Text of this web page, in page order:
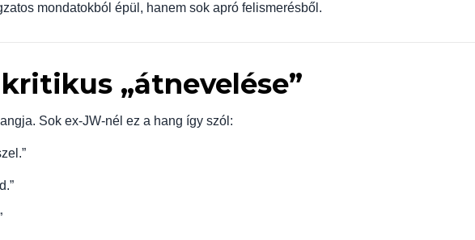
mondatokból épül, hanem sok apró felismerésből.
„átnevelése”
Sok ex-JW-nél ez a hang így szól: